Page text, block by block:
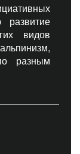
видов
разным